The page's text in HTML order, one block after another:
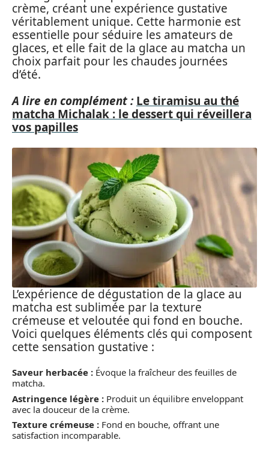
crème, créant une expérience gustative
véritablement unique. Cette harmonie est
essentielle pour séduire les amateurs de
glaces, et elle fait de la glace au matcha un
choix parfait pour les chaudes journées
d’été.
A lire en complément : Le tiramisu au thé
matcha Michalak : le dessert qui réveillera
vos papilles
L’expérience de dégustation de la glace au
matcha est sublimée par la texture
crémeuse et veloutée qui fond en bouche.
Voici quelques éléments clés qui composent
cette sensation gustative :
Saveur herbacée : Évoque la fraîcheur des feuilles de
matcha.
Astringence légère : Produit un équilibre enveloppant
avec la douceur de la crème.
Texture crémeuse : Fond en bouche, offrant une
satisfaction incomparable.